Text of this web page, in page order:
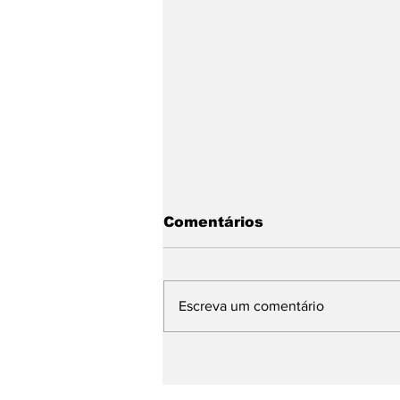
Comentários
Escreva um comentário